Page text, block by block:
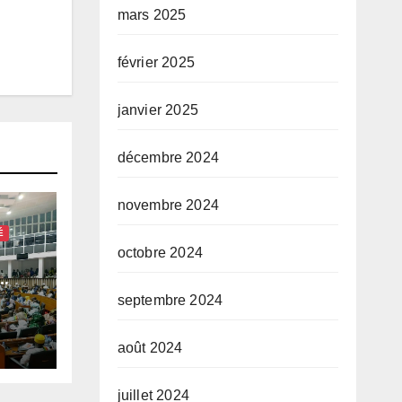
mars 2025
février 2025
janvier 2025
décembre 2024
novembre 2024
octobre 2024
septembre 2024
août 2024
juillet 2024